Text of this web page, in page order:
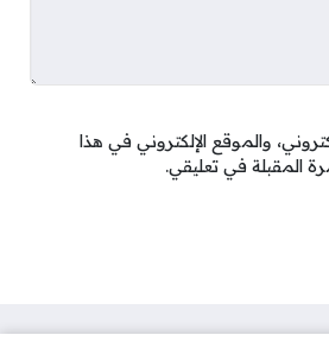
والموقع الإلكتروني في هذا
المقبلة في تعليقي.